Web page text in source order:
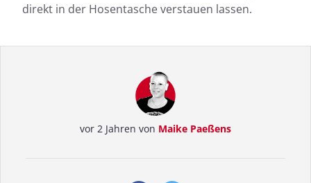
direkt in der Hosentasche verstauen lassen.
vor 2 Jahren von Maike Paeßens